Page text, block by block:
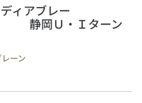
ィアブレー
・Ｉターン
ーン